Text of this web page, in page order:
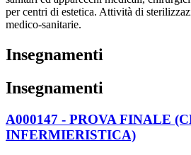
per centri di estetica. Attività di
medico-sanitarie.
Insegnamenti
Insegnamenti
A000147 - PROVA FINALE
INFERMIERISTICA)